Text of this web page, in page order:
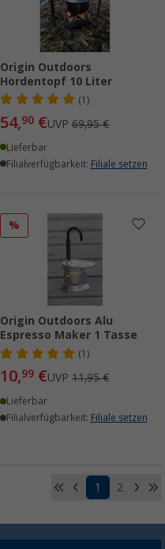
Origin Outdoors
Hordentopf 10 Liter
(1)
54,90 €UVP 69,95 €
Lieferbar
Filialverfügbarkeit: Filiale setzen
%
Origin Outdoors Alu
Espresso Maker 1 Tasse
(1)
10,99 €UVP 11,95 €
Lieferbar
Filialverfügbarkeit: Filiale setzen
1 2